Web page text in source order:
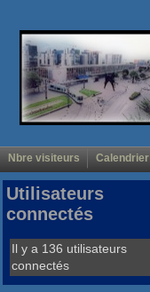
Nbre visiteurs Calendrier
Utilisateurs
connectés
Il y a 136 utilisateurs
connectés